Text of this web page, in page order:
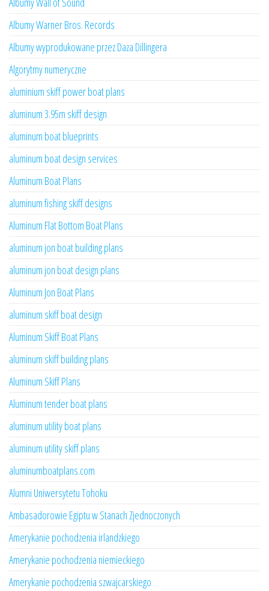
Albumy Warner Bros. Records
Albumy wyprodukowane przez Daza Dillingera
Algorytmy numeryczne
aluminium skiff power boat plans
aluminum 3.95m skiff design
aluminum boat blueprints
aluminum boat design services
Aluminum Boat Plans
aluminum fishing skiff designs
Aluminum Flat Bottom Boat Plans
aluminum jon boat building plans
aluminum jon boat design plans
Aluminum Jon Boat Plans
aluminum skiff boat design
Aluminum Skiff Boat Plans
aluminum skiff building plans
Aluminum Skiff Plans
Aluminum tender boat plans
aluminum utility boat plans
aluminum utility skiff plans
aluminumboatplans.com
Alumni Uniwersytetu Tohoku
Ambasadorowie Egiptu w Stanach Zjednoczonych
Amerykanie pochodzenia irlandzkiego
Amerykanie pochodzenia niemieckiego
Amerykanie pochodzenia szwajcarskiego